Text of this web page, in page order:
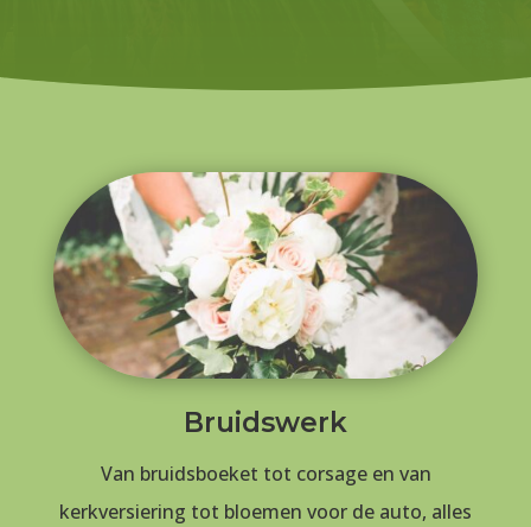
Bruidswerk
Van bruidsboeket tot corsage en van
kerkversiering tot bloemen voor de auto, alles